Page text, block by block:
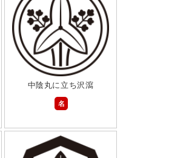
中陰丸に立ち沢瀉
名